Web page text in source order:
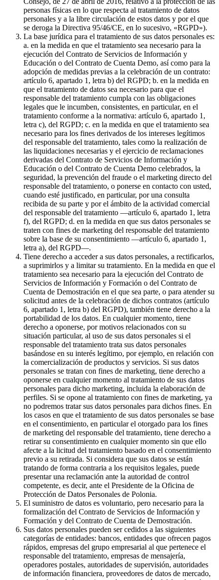
personas físicas en lo que respecta al tratamiento de datos
personales y a la libre circulación de estos datos y por el que
se deroga la Directiva 95/46/CE, en lo sucesivo, «RGPD»).
La base jurídica para el tratamiento de sus datos personales es:
a. en la medida en que el tratamiento sea necesario para la
ejecución del Contrato de Servicios de Información y
Educación o del Contrato de Cuenta Demo, así como para la
adopción de medidas previas a la celebración de un contrato:
artículo 6, apartado 1, letra b) del RGPD; b. en la medida en
que el tratamiento de datos sea necesario para que el
responsable del tratamiento cumpla con las obligaciones
legales que le incumben, consistentes, en particular, en el
tratamiento conforme a la normativa: artículo 6, apartado 1,
letra c), del RGPD; c. en la medida en que el tratamiento sea
necesario para los fines derivados de los intereses legítimos
del responsable del tratamiento, tales como la realización de
las liquidaciones necesarias y el ejercicio de reclamaciones
derivadas del Contrato de Servicios de Información y
Educación o del Contrato de Cuenta Demo celebrados, la
seguridad, la prevención del fraude o el marketing directo del
responsable del tratamiento, o ponerse en contacto con usted,
cuando esté justificado, en particular, por una consulta
recibida de su parte y por el ámbito de la actividad comercial
del responsable del tratamiento —artículo 6, apartado 1, letra
f), del RGPD; d. en la medida en que sus datos personales se
traten con fines de marketing del responsable del tratamiento
sobre la base de su consentimiento —artículo 6, apartado 1,
letra a), del RGPD—.
Tiene derecho a acceder a sus datos personales, a rectificarlos,
a suprimirlos y a limitar su tratamiento. En la medida en que el
tratamiento sea necesario para la ejecución del Contrato de
Servicios de Información y Formación o del Contrato de
Cuenta de Demostración en el que sea parte, o para atender su
solicitud antes de la celebración de dichos contratos (artículo
6, apartado 1, letra b) del RGPD), también tiene derecho a la
portabilidad de los datos. En cualquier momento, tiene
derecho a oponerse, por motivos relacionados con su
situación particular, al uso de sus datos personales si el
responsable del tratamiento trata sus datos personales
basándose en su interés legítimo, por ejemplo, en relación con
la comercialización de productos y servicios. Si sus datos
personales se tratan con fines de marketing, tiene derecho a
oponerse en cualquier momento al tratamiento de sus datos
personales para dicho marketing, incluida la elaboración de
perfiles. Si se opone al tratamiento con fines de marketing, ya
no podremos tratar sus datos personales para dichos fines. En
los casos en que el tratamiento de sus datos personales se base
en el consentimiento, en particular el otorgado para los fines
de marketing del responsable del tratamiento, tiene derecho a
retirar su consentimiento en cualquier momento sin que ello
afecte a la licitud del tratamiento basado en el consentimiento
previo a su retirada. Si considera que sus datos se están
tratando de forma contraria a los requisitos legales, puede
presentar una reclamación ante la autoridad de control
competente, es decir, ante el Presidente de la Oficina de
Protección de Datos Personales de Polonia.
El suministro de datos es voluntario, pero necesario para la
formalización del Contrato de Servicios de Información y
Formación y del Contrato de Cuenta de Demostración.
Sus datos personales pueden ser cedidos a las siguientes
categorías de entidades: bancos, entidades que ofrecen pagos
rápidos, empresas del grupo empresarial al que pertenece el
responsable del tratamiento, empresas de mensajería,
operadores postales, autoridades de supervisión, autoridades
de información financiera, proveedores de datos de mercado,